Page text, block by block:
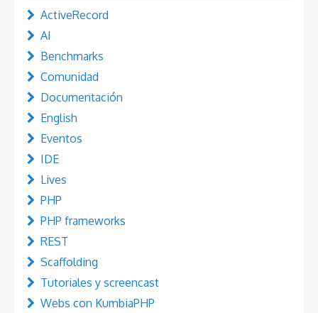
ActiveRecord
AI
Benchmarks
Comunidad
Documentación
English
Eventos
IDE
Lives
PHP
PHP frameworks
REST
Scaffolding
Tutoriales y screencast
Webs con KumbiaPHP